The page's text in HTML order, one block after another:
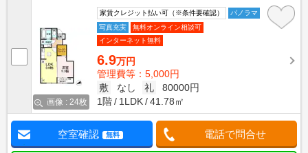
画像 : 24枚
家賃クレジット払い可（※条件要確認）
パノラマ
写真充実
無料オンライン相談可
インターネット無料
6.9万円
管理費等：5,000円
敷
なし 礼
80000円
1階
1LDK 41.78㎡
空室確認 無料 電話で問合せ